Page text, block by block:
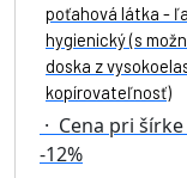
poťahová látka -
hygienický (s
doska z
kopírovateľnosť)
· Cena pri
-12%